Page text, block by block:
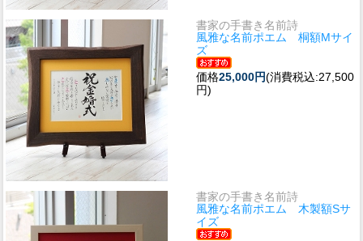
書家の手書き名前詩
風雅な名前ポエム 桐額Мサイ
ズ
価格25,000円(消費税込:27,500
円)
書家の手書き名前詩
風雅な名前ポエム 木製額Sサ
イズ